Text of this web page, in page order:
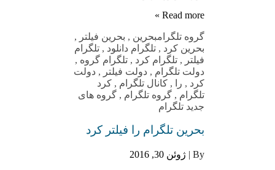
Read more »
گروه تلگرامبحرین , بحرین فیلتر ,
بحرین کرد , تلگرام دانلود , تلگرام
فیلتر , تلگرام کرد , تلگرام گروه ,
دولت تلگرام , دولت فیلتر , دولت
کرد , را , کانال تلگرام , کرد
تلگرام , گروه تلگرام , گروه های
جدید تلگرام
بحرین تلگرام را فیلتر کرد
By | ژوئن 30, 2016